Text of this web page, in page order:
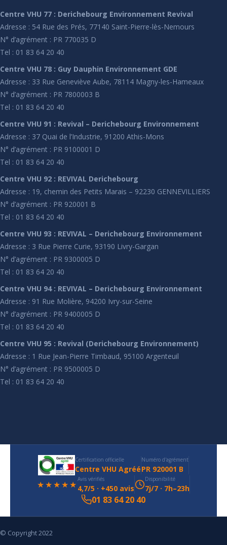
Centre VHU 77 : Derichebourg Environnement Revival
Adresse : 54 Rue des Prés, 77140 Saint-Pierre-lès-Nemours
N° d’agrément : PR 770035 D
Tel : 01 83 64 20 40
Centre VHU 78 : Guy Dauphin Environnement GDE
Adresse : 33 Rue Geneviève Aube, 78114 Magny-les-Hameaux
N° d’agrément : PR 7800003 B
Tel : 01 83 64 20 40
Centre VHU 91 : Revival – Derichebourg Environnement
Adresse : 37 Quai de l’Industrie, 91200 Athis-Mons
N° d’agrément : PR 9100001 D
Tel : 01 83 64 20 40
Centre VHU 92 : REVIVAL Derichebourg
Adresse : 19, chemin des Petits Marais – 92230 GENNEVILLIERS
N° d’agrément : PR 920001 B
Tel : 01 83 64 20 40
Centre VHU 93 : REVIVAL – Derichebourg Environnement
Adresse : 3 Rue Pierre Curie, 93190 Livry-Gargan
N° d’agrément : PR 9300005 D
Tel : 01 83 64 20 40
Centre VHU 94 : REVIVAL – Derichebourg Environnement
Adresse : 91 Rue Molière, 94200 Ivry-sur-Seine
N° d’agrément : PR 9400005 D
Tel : 01 83 64 20 40
Centre VHU 95 : Revival (Derichebourg Environnement)
Adresse : 1 Rue Jean-Pierre Timbaud, 95100 Argenteuil
N° d’agrément : PR 9500005 D
Tel : 01 83 64 20 40
Certification officielle
Centre VHU Agréé
Numéro d'agrément
PR 920001 B
★★★★★ Avis vérifiés
4,7/5 · +450 avis
Disponibilité
7j/7 · 7h–23h
01 83 64 20 40
© Copyright 2022